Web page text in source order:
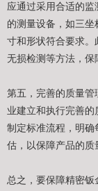
应通过采用合适的
的测量设备，如三
寸和形状符合要求。
无损检测等方法，保
第五，完善的质量管
业建立和执行完善的
制定标准流程，明
估，以保障产品的质
总之，要保障精密